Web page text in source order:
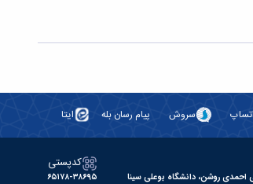
سروش پیام رسان بله ایتا
روشن، دانشگاه بوعلی سینا
کدپستی
۶۵۱۷۸-۳۸۶۹۵